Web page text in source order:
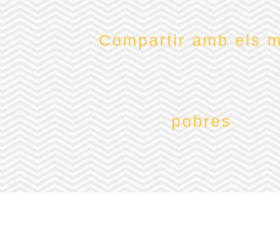
Compartir amb els
pobres